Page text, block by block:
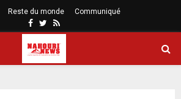
Reste du monde Communiqué
Facebook
Twitter
Rss